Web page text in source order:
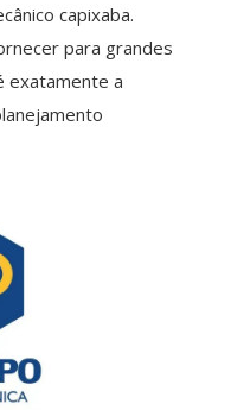
capixaba.
para grandes
exatamente a